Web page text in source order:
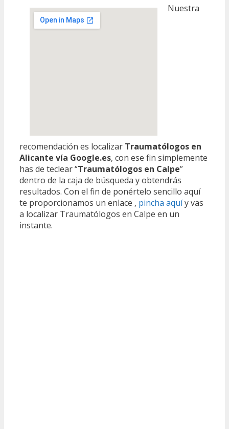
Nuestra
recomendación es localizar Traumatólogos en
Alicante vía Google.es, con ese fin simplemente
has de teclear “Traumatólogos en Calpe”
dentro de la caja de búsqueda y obtendrás
resultados. Con el fin de ponértelo sencillo aquí
te proporcionamos un enlace , pincha aquíy vas
a localizar Traumatólogos en Calpe en un
instante.